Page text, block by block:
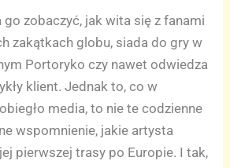
zobaczyć, jak wita się z fanami
zakątkach globu, siada do gry w
Portoryko czy nawet odwiedza
klient. Jednak to, co w
media, to nie te codzienne
wspomnienie, jakie artysta
pierwszej trasy po Europie. I tak,